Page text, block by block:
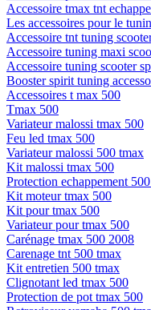
Accessoire tmax tnt
Les accessoires pour le
Accessoire tnt tuning
Accessoire tuning maxi
Accessoire tuning scooter
Booster spirit tuning
Accessoires t max 500
Tmax 500
Variateur malossi tmax 500
Feu led tmax 500
Variateur malossi 500 tmax
Kit malossi tmax 500
Protection echappement
Kit moteur tmax 500
Kit pour tmax 500
Variateur pour tmax 500
Carénage tmax 500 2008
Carenage tnt 500 tmax
Kit entretien 500 tmax
Clignotant led tmax 500
Protection de pot tmax 500